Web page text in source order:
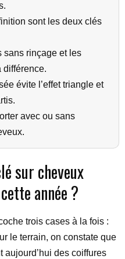
sont les deux clés
sans rinçage et les
différence.
évite l’effet triangle et
avec ou sans
sur cheveux
année ?
trois cases à la fois :
le terrain, on constate que
aujourd’hui des coiffures